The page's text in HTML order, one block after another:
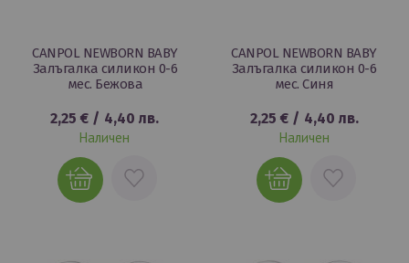
CANPOL NEWBORN BABY
Залъгалка силикон 0-6
мес. Бежова
2,25 € / 4,40 лв.
Наличен
ДОБАВИ
CANPOL NEWBORN BABY
Залъгалка силикон 0-6
мес. Синя
2,25 €/ 4,40 лв.
Наличен
ДОБАВИ